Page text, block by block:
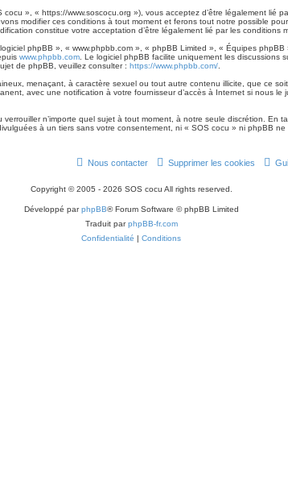
», « https://www.soscocu.org »), vous acceptez d’être légalement lié
modifier ces conditions à tout moment et ferons tout notre possible
constitue votre acceptation d’être légalement lié par les conditions
phpBB », « www.phpbb.com », « phpBB Limited », « Équipes
www.phpbb.com . Le logiciel phpBB facilite uniquement les
de phpBB, veuillez consulter : https://www.phpbb.com/
menaçant, à caractère sexuel ou tout autre contenu illicite, que ce
avec une notification à votre fournisseur d’accès à Internet si nous
n’importe quel sujet à tout moment, à notre seule discrétion.
à un tiers sans votre consentement, ni « SOS cocu » ni phpBB
Supprimer les cookies
Nous contacter
Copyright © 2005 - 2026 SOS cocu All rights reserved.
Développé parphpBB® Forum Software © phpBB Limited
Traduit parphpBB-fr.com
Confidentialité | Conditions